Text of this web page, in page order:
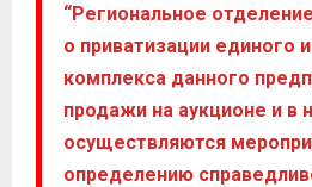
“Региональное
о приватизации единого
комплекса данного
продажи на аукционе и в
осуществляются
определению